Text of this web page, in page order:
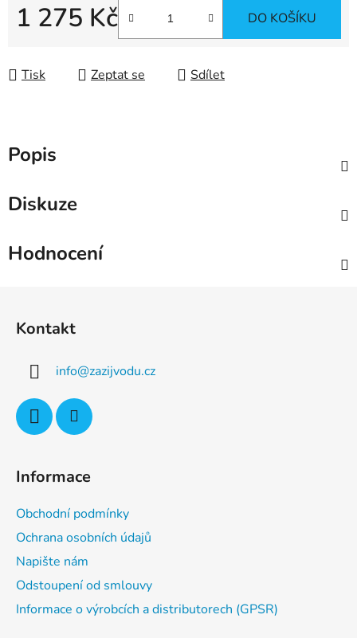
1 275 Kč DO KOŠÍKU
Tisk Zeptat se Sdílet
Popis
Diskuze
Hodnocení
Kontakt
info@zazijvodu.cz
Informace
Obchodní podmínky
Ochrana osobních údajů
Napište nám
Odstoupení od smlouvy
Informace o výrobcích a distributorech (GPSR)